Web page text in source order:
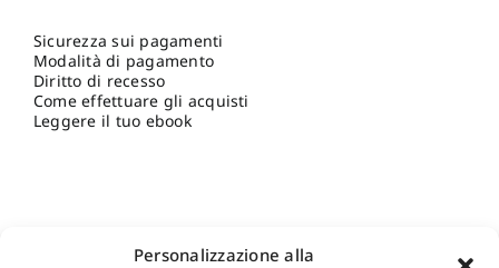
Personalizzazione alla
Sicurezza sui pagamenti
Modalità di pagamento
Diritto di recesso
Come effettuare gli acquisti
Leggere il tuo ebook